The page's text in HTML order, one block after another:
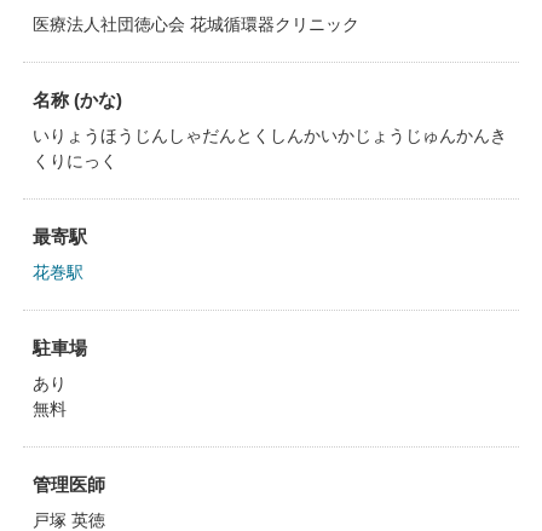
医療法人社団徳心会 花城循環器クリニック
名称 (かな)
いりょうほうじんしゃだんとくしんかいかじょうじゅんかんき
くりにっく
最寄駅
花巻駅
駐車場
あり
無料
管理医師
戸塚 英徳